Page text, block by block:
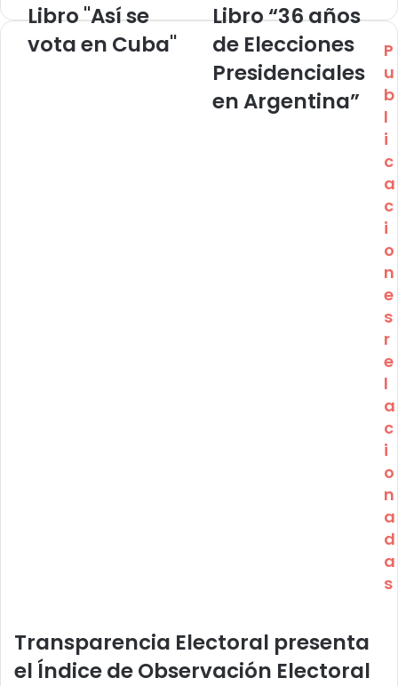
Libro "Así se
vota en Cuba"
Libro “36 años
de Elecciones
Presidenciales
en Argentina”
P
u
b
l
i
c
a
c
i
o
n
e
s
r
e
l
a
c
i
o
n
a
d
a
s
Transparencia Electoral presenta
el Índice de Observación Electoral